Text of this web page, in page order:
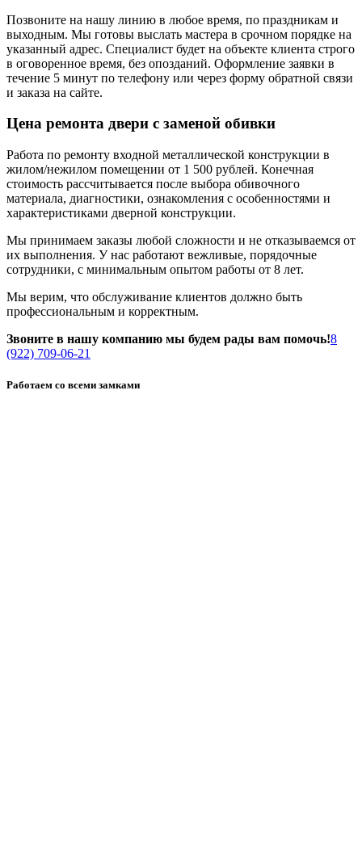
Позвоните на нашу линию в любое время, по праздникам и
выходным. Мы готовы выслать мастера в срочном порядке на
указанный адрес. Специалист будет на объекте клиента строго
в оговоренное время, без опозданий. Оформление заявки в
течение 5 минут по телефону или через форму обратной связи
и заказа на сайте.
Цена ремонта двери с заменой обивки
Работа по ремонту входной металлической конструкции в
жилом/нежилом помещении от 1 500 рублей. Конечная
стоимость рассчитывается после выбора обивочного
материала, диагностики, ознакомления с особенностями и
характеристиками дверной конструкции.
Мы принимаем заказы любой сложности и не отказываемся от
их выполнения. У нас работают вежливые, порядочные
сотрудники, с минимальным опытом работы от 8 лет.
Мы верим, что обслуживание клиентов должно быть
профессиональным и корректным.
Звоните в нашу компанию мы будем рады вам помочь!8
(922) 709-06-21
Работаем со всеми замками